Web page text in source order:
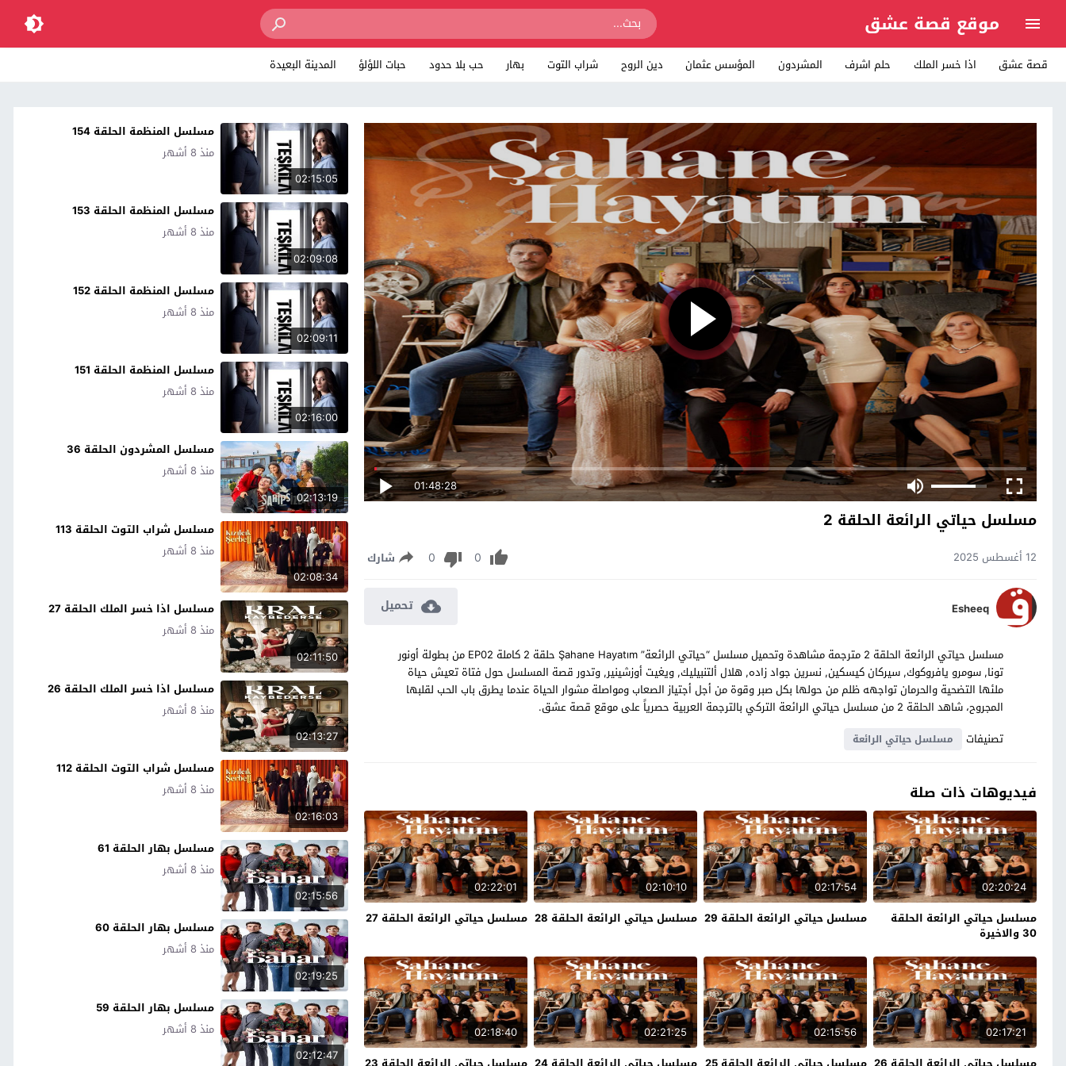
موقع قصة عشق
قصة عشق اذا خسر الملك حلم اشرف المشردون المؤسس عثمان دين الروح شراب التوت بهار حب بلا حدود حبات اللؤلؤ المدينة البعيدة
01:48:28
مسلسل حياتي الرائعة الحلقة 2
12 أغسطس 2025 0
0 شارك
Esheeq تحميل
مسلسل حياتي الرائعة الحلقة 2 مترجمة مشاهدة وتحميل مسلسل “حياتي الرائعة” Şahane Hayatım حلقة 2 كاملة EP02 من بطولة أونور
تونا, سومرو يافروكوك, سيركان كيسكين, نسرين جواد زاده, هلال ألتنبيليك, ويغيت أوزشينير, وتدور قصة المسلسل حول فتاة تعيش حياة
ملئها التضحية والحرمان تواجهه ظلم من حولها بكل صبر وقوة من أجل أجتياز الصعاب ومواصلة مشوار الحياة عندما يطرق باب الحب لقلبها
المجروح، شاهد الحلقة 2 من مسلسل حياتي الرائعة التركي بالترجمة العربية حصرياً على موقع قصة عشق.
تصنيفات
مسلسل حياتي الرائعة
فيديوهات ذات صلة
02:20:24
مسلسل حياتي الرائعة الحلقة
30 والاخيرة
02:17:54
مسلسل حياتي الرائعة الحلقة 29
02:10:10
مسلسل حياتي الرائعة الحلقة 28
02:22:01
مسلسل حياتي الرائعة الحلقة 27
02:17:21
02:15:56
02:21:25
02:18:40
02:15:05
مسلسل المنظمة الحلقة 154
منذ 8 أشهر
02:09:08
مسلسل المنظمة الحلقة 153
منذ 8 أشهر
02:09:11
مسلسل المنظمة الحلقة 152
منذ 8 أشهر
02:16:00
مسلسل المنظمة الحلقة 151
منذ 8 أشهر
02:13:19
مسلسل المشردون الحلقة 36
منذ 8 أشهر
02:08:34
مسلسل شراب التوت الحلقة 113
منذ 8 أشهر
02:11:50
مسلسل اذا خسر الملك الحلقة 27
منذ 8 أشهر
02:13:27
مسلسل اذا خسر الملك الحلقة 26
منذ 8 أشهر
02:16:03
مسلسل شراب التوت الحلقة 112
منذ 8 أشهر
02:15:56
مسلسل بهار الحلقة 61
منذ 8 أشهر
02:19:25
مسلسل بهار الحلقة 60
منذ 8 أشهر
02:12:47
مسلسل بهار الحلقة 59
منذ 8 أشهر